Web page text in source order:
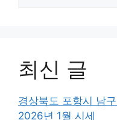
최신 글
경상북도 포항시 남
2026년 1월 시세